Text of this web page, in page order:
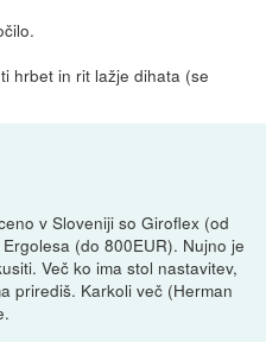
hrbet in rit lažje dihata (se
v Sloveniji so Giroflex (od
(do 800EUR). Nujno je
Več ko ima stol nastavitev,
prirediš. Karkoli več (Herman